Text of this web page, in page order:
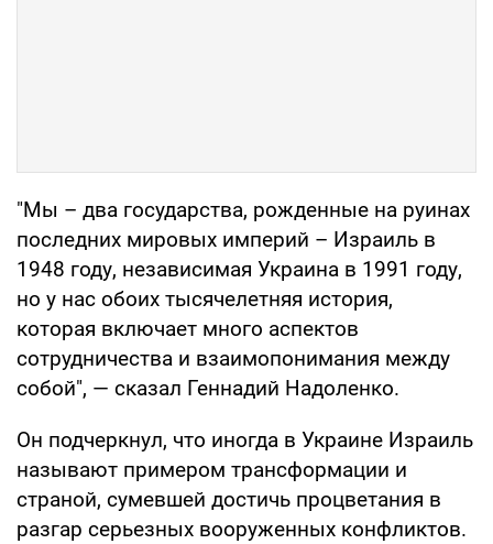
"Мы – два государства, рожденные на руинах
последних мировых империй – Израиль в
1948 году, независимая Украина в 1991 году,
но у нас обоих тысячелетняя история,
которая включает много аспектов
сотрудничества и взаимопонимания между
собой", — сказал Геннадий Надоленко.
Он подчеркнул, что иногда в Украине Израиль
называют примером трансформации и
страной, сумевшей достичь процветания в
разгар серьезных вооруженных конфликтов.